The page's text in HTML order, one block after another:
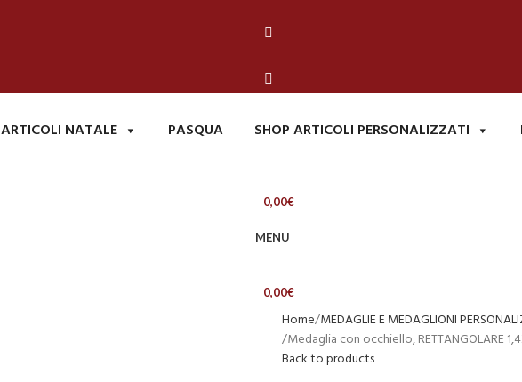
ARTICOLI NATALE PASQUA SHOP ARTICOLI PERSONALIZZATI
0,00€
MENU
0,00€
Home MEDAGLIE E MEDAGLIONI
Medaglia con occhiello, RETTANGOLARE
Back to products